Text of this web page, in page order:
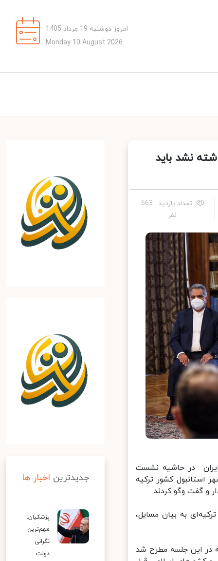
امروز دوشنبه 19 مرداد 1405
Monday 10 August 2026
نشد باید
تعداد بازدید : 563
نفر
در حاشیه نشست
کشور ترکیه
و گفت وگو کردند.
به بیان مسایل،
این جلسه مطرح شد
جدیدترین اخبار ها
پزشکیان:
مهم‌ترین
نگرانی
دولت